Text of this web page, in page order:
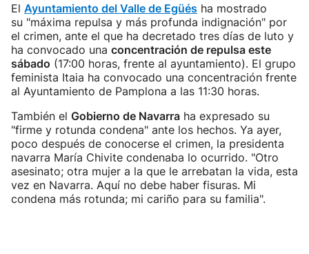
El Ayuntamiento del Valle de Egüés ha mostrado
su "máxima repulsa y más profunda indignación" por
el crimen, ante el que ha decretado tres días de luto y
ha convocado una concentración de repulsa este
sábado (17:00 horas, frente al ayuntamiento). El grupo
feminista Itaia ha convocado una concentración frente
al Ayuntamiento de Pamplona a las 11:30 horas.
También el Gobierno de Navarra ha expresado su
"firme y rotunda condena" ante los hechos. Ya ayer,
poco después de conocerse el crimen, la presidenta
navarra María Chivite condenaba lo ocurrido. "Otro
asesinato; otra mujer a la que le arrebatan la vida, esta
vez en Navarra. Aquí no debe haber fisuras. Mi
condena más rotunda; mi cariño para su familia".